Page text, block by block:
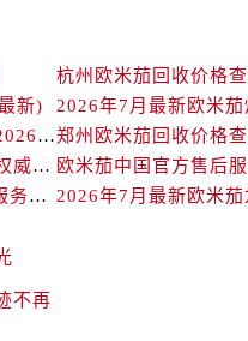
后服务中心（需提前预约）
售后服务中心（需提前预约
服务中心（需提前预约）
交叉口欧米茄售后服务中
名表维修授权店1楼欧米
际中心D座11层1102室欧
场W3座6层602室欧米茄
新)
2026年7月最新欧米
北京欧米茄回收价格查询及靠谱回收平台实测排行（2026年7月最新数据）
欧米茄中国官方售后服务中心｜详细地址与售后电话权威信息通知（2026年7月最新）
2026年7月最新欧米茄长春重庆路万达广场维修保养服务电话 2026年7月最新欧米
不再